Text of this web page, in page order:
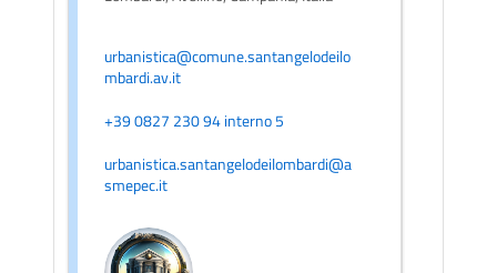
urbanistica@comune.santangelodeilo
mbardi.av.it
+39 0827 230 94 interno 5
urbanistica.santangelodeilombardi@a
smepec.it